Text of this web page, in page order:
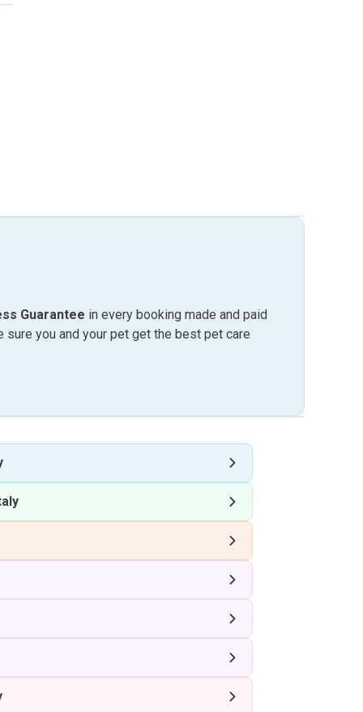
Guarantee in every booking made and paid
sure you and your pet get the best pet care